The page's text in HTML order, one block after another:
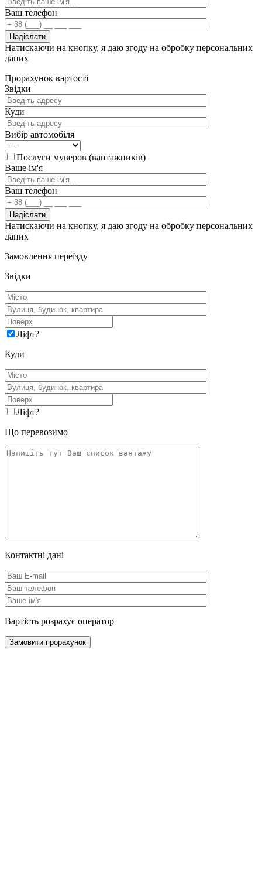
Ваш телефон
Натискаючи на кнопку, я даю згоду на обробку персональних
даних
Прорахунок вартості
Звідки
Куди
Вибір автомобіля
Послуги муверов (вантажників)
Ваше ім'я
Ваш телефон
Натискаючи на кнопку, я даю згоду на обробку персональних
даних
Замовлення переїзду
Звідки
Ліфт?
Куди
Ліфт?
Що перевозимо
Контактні дані
Вартість розрахує оператор
Замовити прорахунок